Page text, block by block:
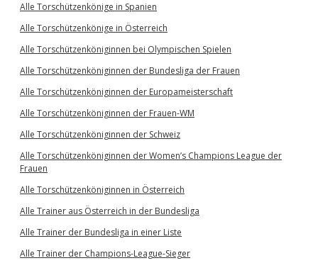
Alle Torschützenkönige in Spanien
Alle Torschützenkönige in Österreich
Alle Torschützenköniginnen bei Olympischen Spielen
Alle Torschützenköniginnen der Bundesliga der Frauen
Alle Torschützenköniginnen der Europameisterschaft
Alle Torschützenköniginnen der Frauen-WM
Alle Torschützenköniginnen der Schweiz
Alle Torschützenköniginnen der Women’s Champions League der
Frauen
Alle Torschützenköniginnen in Österreich
Alle Trainer aus Österreich in der Bundesliga
Alle Trainer der Bundesliga in einer Liste
Alle Trainer der Champions-League-Sieger